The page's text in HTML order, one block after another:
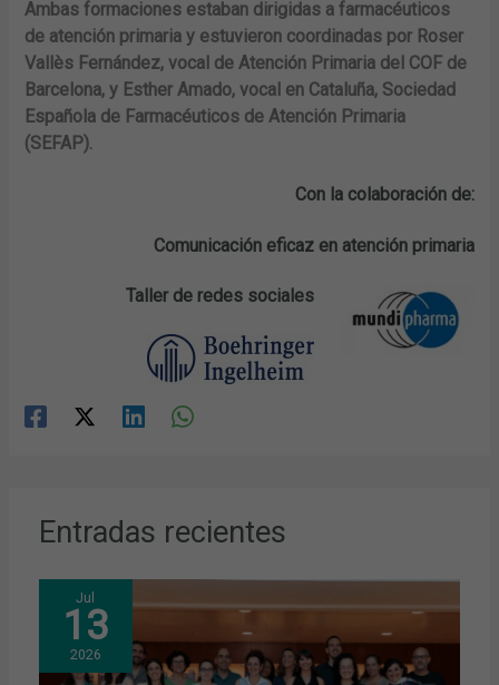
Ambas formaciones estaban dirigidas a farmacéuticos
de atención primaria y estuvieron coordinadas por Roser
Vallès Fernández, vocal de Atención Primaria del COF de
Barcelona, y Esther Amado, vocal en Cataluña, Sociedad
Española de Farmacéuticos de Atención Primaria
(SEFAP).
Con la colaboración de:
Comunicación eficaz en atención primaria
Taller de redes sociales
Entradas recientes
Jul
13
2026